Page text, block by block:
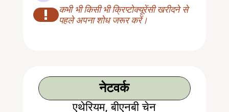
!
कभी भी किसी भी क्रिप्टोक्यूरेंसी खरीदने से
पहले अपना शोध जरूर करें।
नेटवर्क
एथेरियम, बीएनबी चेन